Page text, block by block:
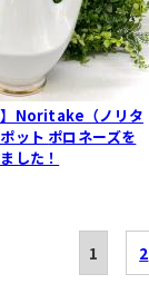
】Noritake（ノリタ
ネーズを
した！
1 2